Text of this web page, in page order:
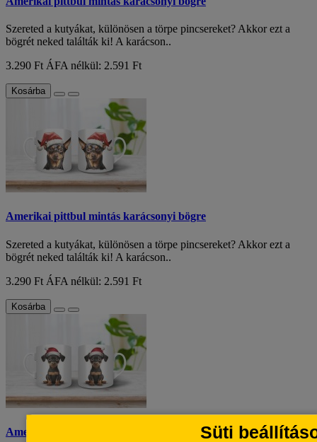
Szereted a kutyákat, különösen a törpe pincsereket? Akkor ezt a
bögrét neked találták ki! A karácson..
3.290 Ft ÁFA nélkül: 2.591 Ft
Kosárba
Amerikai pittbul mintás karácsonyi bögre
Szereted a kutyákat, különösen a törpe pincsereket? Akkor ezt a
bögrét neked találták ki! A karácson..
3.290 Ft ÁFA nélkül: 2.591 Ft
Kosárba
Amerikai pittbul mintás karácsonyi bögreSüti